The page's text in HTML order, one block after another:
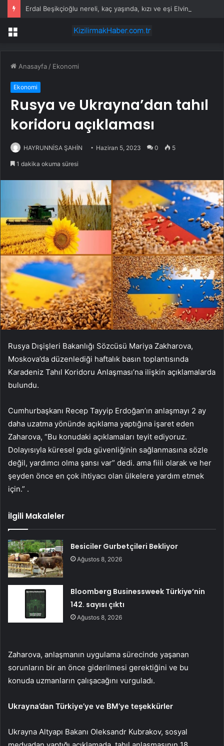
Menü
Anasayfa / Ekonomi
Ekonomi
Rusya ve Ukrayna’dan tahıl
koridoru açıklaması
HAYRUNNİSA ŞAHİN Haziran 5, 2023 0 5
1 dakika okuma süresi
Rusya Dışişleri Bakanlığı Sözcüsü Mariya Zakharova,
Moskova’da düzenlediği haftalık basın toplantısında
Karadeniz Tahıl Koridoru Anlaşması’na ilişkin açıklamalarda
bulundu.
Cumhurbaşkanı Recep Tayyip Erdoğan’ın anlaşmayı 2 ay
daha uzatma yönünde açıklama yaptığına işaret eden
Zaharova, “Bu konudaki açıklamaları teyit ediyoruz.
Dolayısıyla küresel gıda güvenliğinin sağlanmasına sözle
değil, yardımcı olma şansı var” dedi. ama fiili olarak ve her
şeyden önce en çok ihtiyacı olan ülkelere yardım etmek
için.” .
İlgili Makaleler
Besiciler Gurbetçileri Bekliyor
Ağustos 8, 2026
Bloomberg Businessweek Türkiye’nin
142. sayısı çıktı
Ağustos 8, 2026
Zaharova, anlaşmanın uygulama sürecinde yaşanan
sorunların bir an önce giderilmesi gerektiğini ve bu
konuda uzmanların çalışacağını vurguladı.
Ukrayna’dan Türkiye’ye ve BM’ye teşekkürler
Ukrayna Altyapı Bakanı Oleksandr Kubrakov, sosyal